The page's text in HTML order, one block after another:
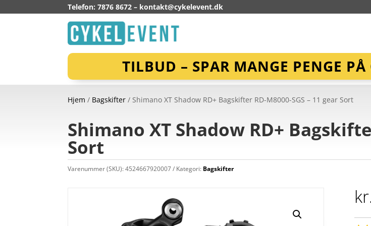
Telefon: 7876 8672 – kontakt@cykelevent.dk
TILBUD – SPAR MANGE PENGE
Hjem / Bagskifter / Shimano XT Shadow RD+ Bagskifter RD-M8000-SGS – 11 gear Sort
Shimano XT Shadow RD+
Sort
Varenummer (SKU):4524667920007 Kategori: Bagskifter